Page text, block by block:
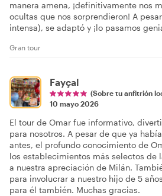
manera amena, ¡definitivamente nos
ocultas que nos sorprendieron! A
intensa), se adaptó y ¡lo pasamos
Gran tour
Fayçal
(Sobre tu anfitrión
10 mayo 2026
El tour de Omar fue informativo,
para nosotros. A pesar de que ya
antes, el profundo conocimiento de
los establecimientos más selectos de
a nuestra apreciación de Milán.
para involucrar a nuestro hijo de 5
para él también. Muchas gracias.